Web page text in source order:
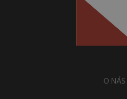
O NÁS